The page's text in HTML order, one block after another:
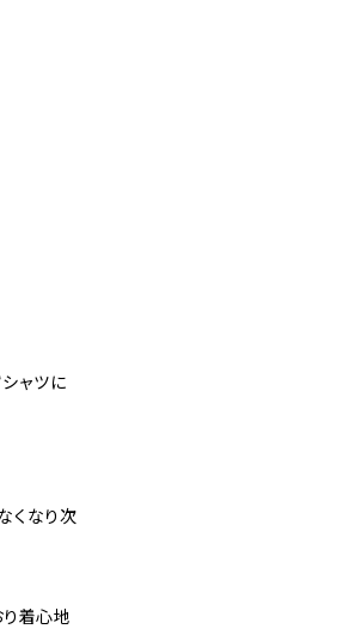
ャツに
くなり次
着心地